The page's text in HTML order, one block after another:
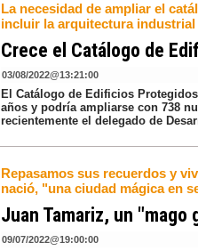
La necesidad de ampliar el
incluir la arquitectura industrial
Crece el Catálogo de
03/08/2022@13:21:00
El Catálogo de Edificios
años y podría ampliarse con 738
recientemente el delegado de
Repasamos sus recuerdos y
nació, "una ciudad mágica en
Juan Tamariz, un "mago
09/07/2022@19:00:00